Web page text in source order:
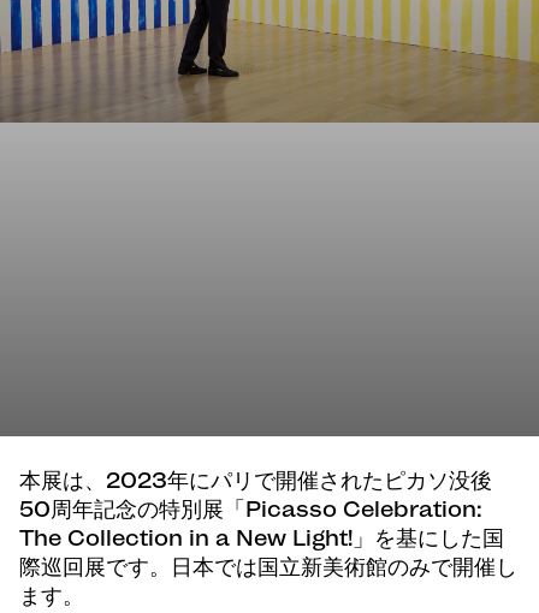
本展は、2023年にパリで開催されたピカソ没後
50周年記念の特別展「Picasso Celebration:
The Collection in a New Light!」を基にした国
際巡回展です。日本では国立新美術館のみで開催し
ます。